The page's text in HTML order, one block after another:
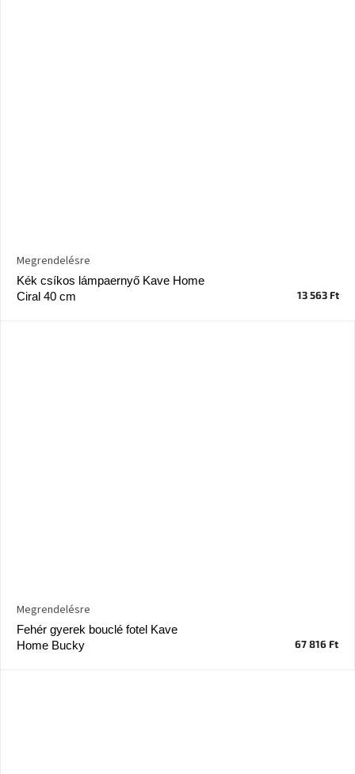
Kék csíkos lámpaernyő Kave Home
Ciral 40 cm
Megrendelésre
13 563 Ft
Fehér gyerek bouclé fotel Kave
Home Bucky
Megrendelésre
67 816 Ft